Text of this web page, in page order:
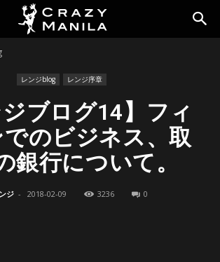
レンジblog レンジ序章
ジブログ14】フィ
でのビジネス、取
銀行について。
ジ - 2018-02-09 3236 0